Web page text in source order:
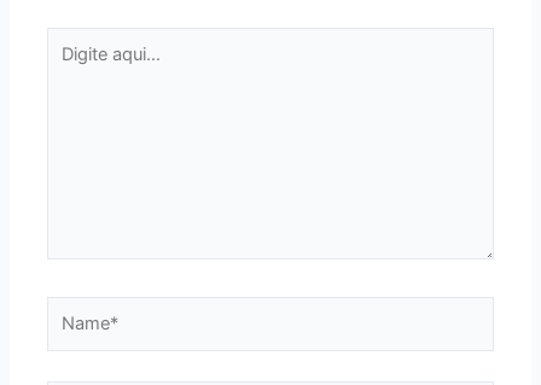
aqui...